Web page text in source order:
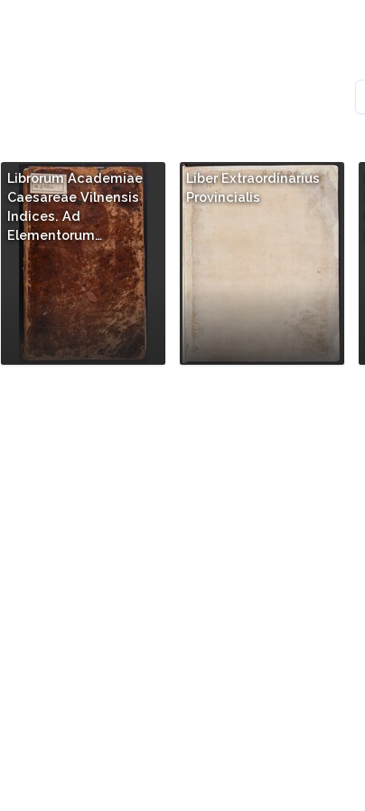
Librorum Academiae
Caesareae Vilnensis
Indices. Ad
Elementorum…
Liber Extraordinarius
Provincialis